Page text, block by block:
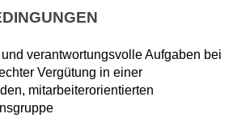
und verantwortungsvolle Aufgaben bei
Vergütung in einer
mitarbeiterorientierten